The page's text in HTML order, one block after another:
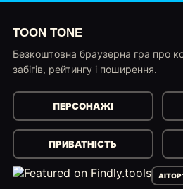
TOON TONE
Безкоштовна браузерна гра про
забігів, рейтингу і поширення.
ПЕРСОНАЖІ
ПРИВАТНІСТЬ